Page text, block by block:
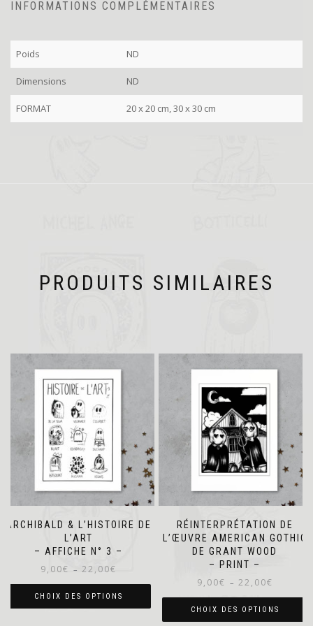
INFORMATIONS COMPLÉMENTAIRES
Poids ND
Dimensions ND
FORMAT 20 x 20 cm, 30 x 30 cm
PRODUITS SIMILAIRES
ARCHIBALD & L’HISTOIRE DE
L’ART
– AFFICHE N° 3 –
9,00€ – 22,00€
de
prix :
9,00€
CHOIX DES OPTIONS
RÉINTERPRÉTATION DE
L’ŒUVRE AMERICAN GOTHIC
DE GRANT WOOD
– PRINT –
9,00€ – 22,00€
de
prix :
9,00€
CHOIX DES OPTIONS